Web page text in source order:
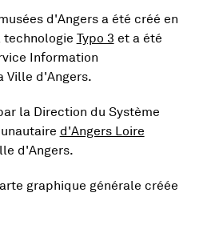
d'Angers a été créé en
technologie Typo 3, Ouvre une
et a été
Information
Ville d'Angers.
la Direction du Système
d'Angers Loire
nouvelle fenêtre
d'Angers.
graphique générale créée
nouvelle fenêtre